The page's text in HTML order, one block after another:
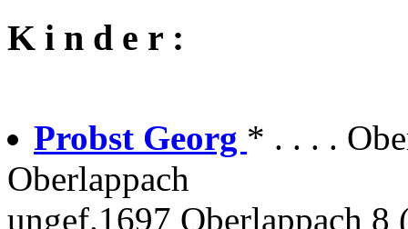
K i n d e r :
Probst Georg * . . . .
Oberlappach
ungef.1697 Oberlappach 8